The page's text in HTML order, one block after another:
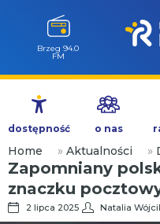
Przejdź
treści
Brzeg 94.0
FM
dostępność o nas
Home » Aktualności »
Zapomniany
znaczku
2 lipca 2025 Natalia